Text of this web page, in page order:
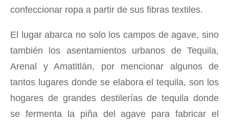
confeccionar ropa a partir de sus fibras textiles.
El lugar abarca no solo los campos de agave, sino
también los asentamientos urbanos de Tequila,
Arenal y Amatitlán, por mencionar algunos de
tantos lugares donde se elabora el tequila, son los
hogares de grandes destilerías de tequila donde
se fermenta la piña del agave para fabricar el